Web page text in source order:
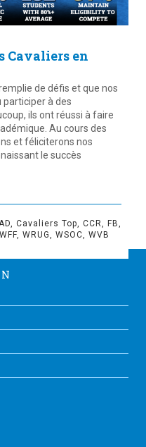
Cavaliers en
de défis et que nos
participer à des
ils ont réussi à faire
Au cours des
et féliciterons nos
le succès
Cavaliers Top CCR FB
WFF WRUG WSOC WVB